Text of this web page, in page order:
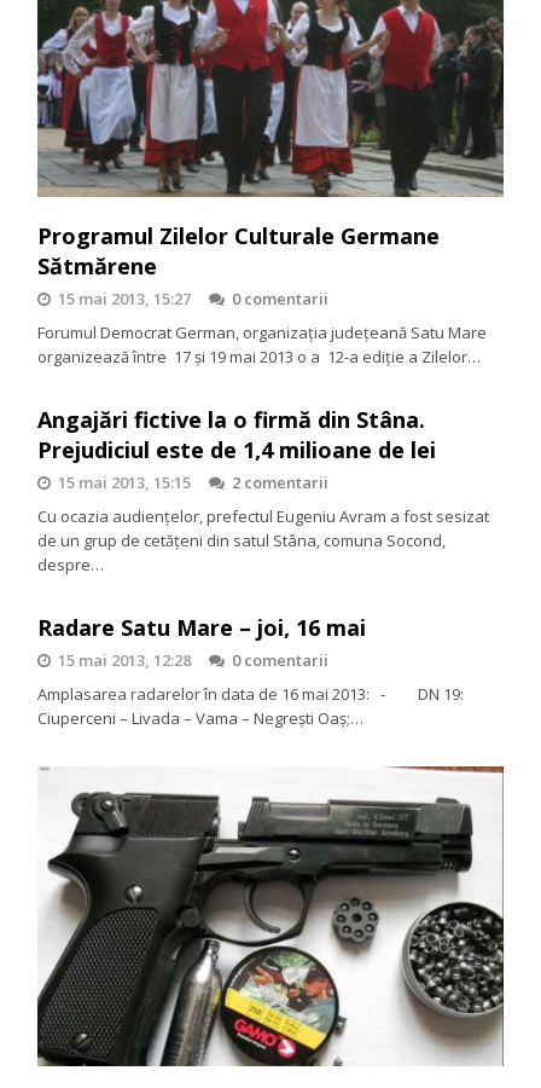
Programul Zilelor Culturale Germane
Sătmărene
15 mai 2013, 15:27
0 comentarii
Forumul Democrat German, organizaţia judeţeană Satu Mare
organizează între 17 şi 19 mai 2013 o a 12-a ediţie a Zilelor…
Angajări fictive la o firmă din Stâna.
Prejudiciul este de 1,4 milioane de lei
15 mai 2013, 15:15
2 comentarii
Cu ocazia audienţelor, prefectul Eugeniu Avram a fost sesizat
de un grup de cetăţeni din satul Stâna, comuna Socond,
despre…
Radare Satu Mare – joi, 16 mai
15 mai 2013, 12:28
0 comentarii
Amplasarea radarelor în data de 16 mai 2013: - DN 19:
Ciuperceni – Livada – Vama – Negreşti Oaş;…